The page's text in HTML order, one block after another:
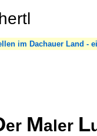
im Dachauer Land -
er Maler L